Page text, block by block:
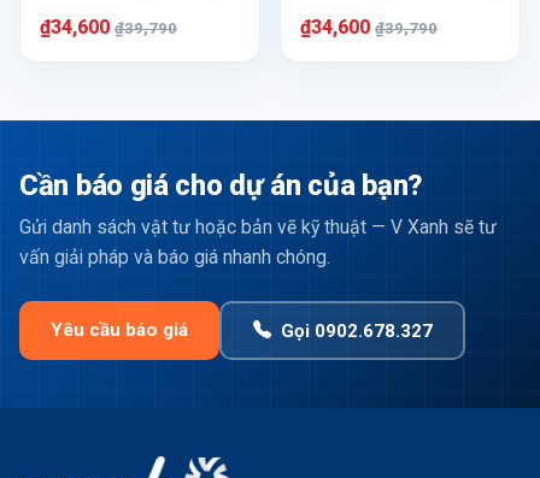
₫34,600 ₫39,790 ₫34,600 ₫39,790
Cần báo giá cho dự án của bạn?
Gửi danh sách vật tư hoặc bản vẽ kỹ thuật — V Xanh sẽ tư
vấn giải pháp và báo giá nhanh chóng.
Yêu cầu báo giá Gọi 0902.678.327